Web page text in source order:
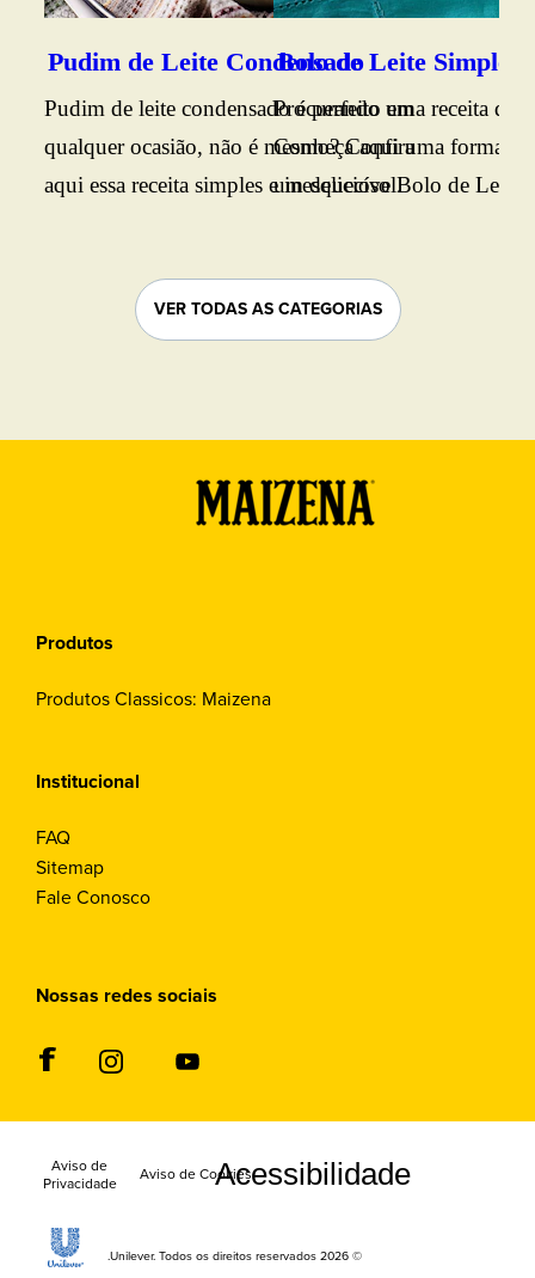
Pudim de Leite Condensado
Pudim de leite condensado é perfeito em
qualquer ocasião, não é mesmo? Confira
aqui essa receita simples e inesquecível.
Bolo de Leite Simples
Procurando uma receita de
Conheça aqui uma forma
um delicioso Bolo de Leite.
VER TODAS AS CATEGORIAS
Produtos
Produtos Classicos: Maizena
Institucional
FAQ
Sitemap
Fale Conosco
Nossas redes sociais
Aviso de
Privacidade
Aviso de Cookies
Definições deAcessibilidade